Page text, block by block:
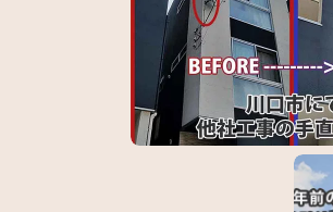
川口市にてアンテナ手直し工事